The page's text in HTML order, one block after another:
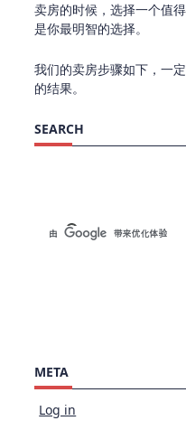
卖房的时候，选择一个值
是你最明智的选择。
我们的卖房步骤如下，一
的结果。
SEARCH
META
Log in